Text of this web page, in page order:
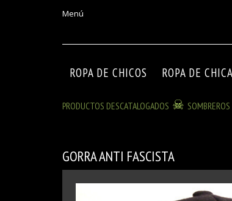
Menú
ROPA DE CHICOS ROPA DE
PRODUCTOS DESCATALOGADOS SOMBREROS
GORRA ANTI FASCISTA